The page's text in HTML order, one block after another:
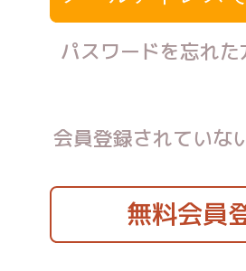
パスワードを忘れた
会員登録されていな
無料会員